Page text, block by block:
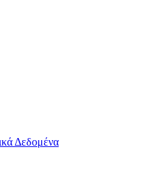
Δεδομένα